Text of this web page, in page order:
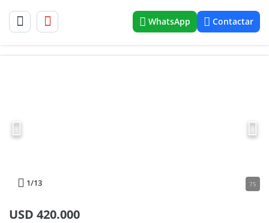
WhatsApp Contactar
1/13 75
USD 420.000